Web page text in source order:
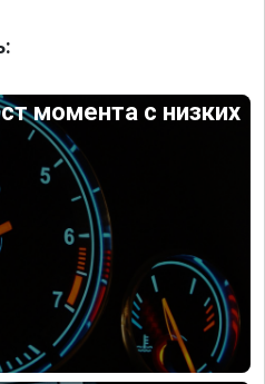
момента с низких